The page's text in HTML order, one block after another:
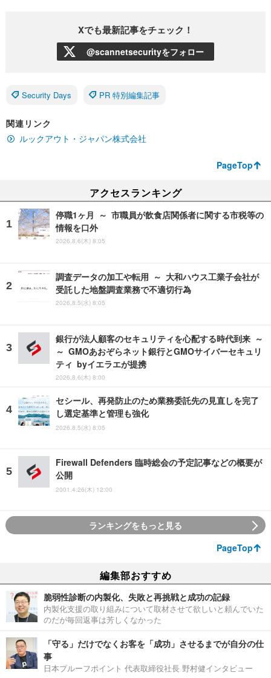
Xでも最新記事をチェック！
@scannetsecurityをフォロー
Security Days PR 特別編集記事
関連リンク
ルックアウト・ジャパン株式会社
PageTop
アクセスランキング
停職1ヶ月 ～ 市職員が飲食店関係者に関する市税等の
情報を口外
2026.8.6(木) 8:05
調査データの加工や転用 ～ 大和ハウス工業子会社が
受託した地盤調査業務で不適切行為
2026.8.5(水) 8:05
銀行が法人顧客のセキュリティを心配する時代到来 ～
～ GMOあおぞらネット銀行とGMOサイバーセキュリ
ティ byイエラエが提携
2026.8.6(木) 8:00
セシール、再発防止のため業務委託先の見直しを完了
し選定基準と管理も強化
2026.8.5(水) 8:05
Firewall Defenders 臨時総会の予定記事などの概要が
公開
2001.4.26(木) 12:00
ランキングをもっと見る
PageTop
編集部おすすめ
脆弱性診断の内製化、失敗と再挑戦と成功の記録
内製化支援の取り組みについて取材させて欲しいと頼んでいた
のだが毎回返事は芳しくなかった
「守る」だけでなくお客を「成功」させるまでが自分の仕
事
日本プルーフポイント 代表取締役社長 野村健インタビュー